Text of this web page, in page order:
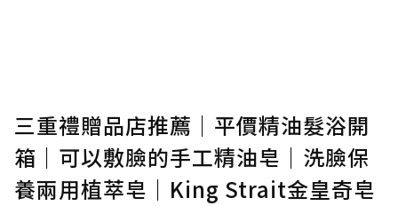
三重禮贈品店推薦｜平價精油髮浴開
箱｜可以敷臉的手工精油皂｜洗臉保
養兩用植萃皂｜King Strait金皇奇皂